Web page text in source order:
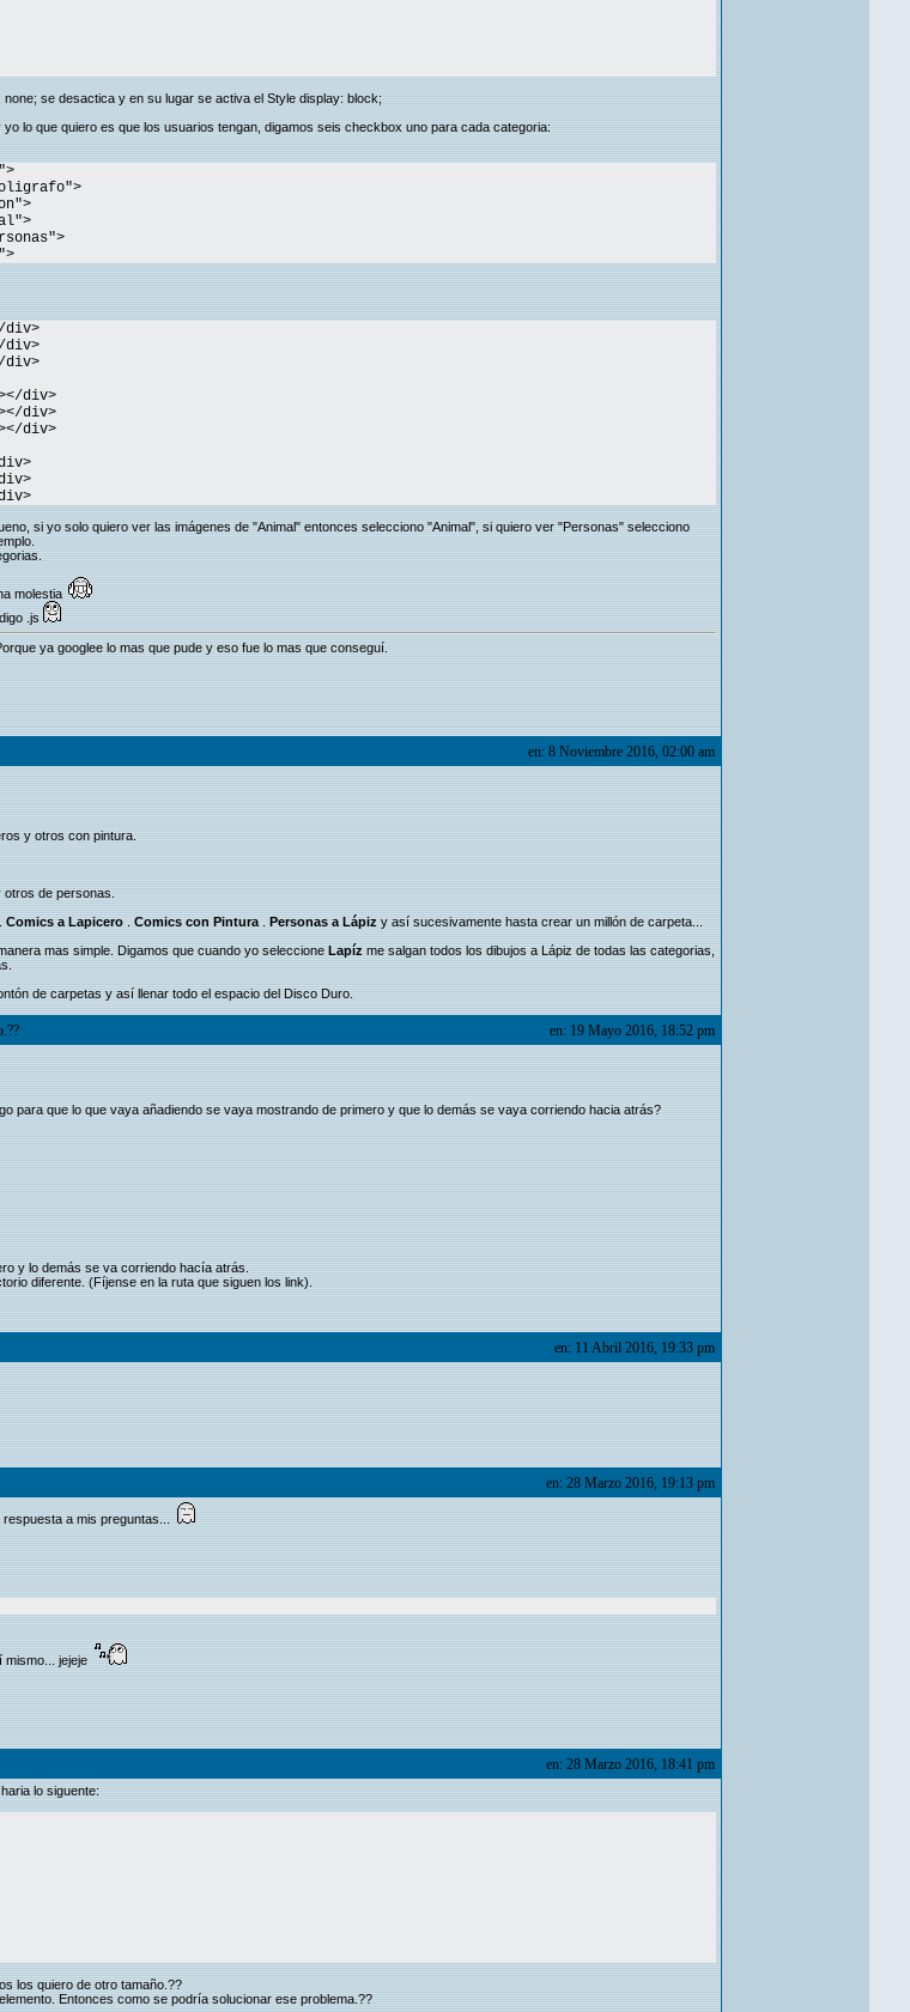
se desactica y en su lugar se activa el Style display: block;
lo que quiero es que los usuarios tengan, digamos seis checkbox uno para cada categoria:
div>
div>
div>
div>
div>
div>
si yo solo quiero ver las imágenes de "Animal" entonces selecciono "Animal", si quiero ver "Personas" selecciono
molestia
.js
ya googlee lo mas que pude y eso fue lo mas que conseguí.
en: 8 Noviembre 2016, 02:00 am
y otros con pintura.
de personas.
Comics a Lapicero Comics con Pintura Personas a Lápiz y así sucesivamente hasta crear un millón de carpeta...
mas simple. Digamos que cuando yo seleccione Lapíz me salgan todos los dibujos a Lápiz de todas las categorias,
de carpetas y así llenar todo el espacio del Disco Duro.
en: 19 Mayo 2016, 18:52 pm
para que lo que vaya añadiendo se vaya mostrando de primero y que lo demás se vaya corriendo hacia atrás?
y lo demás se va corriendo hacía atrás.
diferente. (Fíjense en la ruta que siguen los link).
en: 11 Abril 2016, 19:33 pm
en: 28 Marzo 2016, 19:13 pm
respuesta a mis preguntas...
mismo... jejeje
en: 28 Marzo 2016, 18:41 pm
lo siguente:
los quiero de otro tamaño.??
Entonces como se podría solucionar ese problema.??